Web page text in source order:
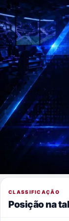
CLASSIFICAÇÃO
Posição na